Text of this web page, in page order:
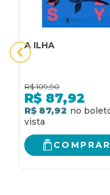
A ILHA
R$ 109,90
R$ 87,92
R$ 87,92
COMPRAR